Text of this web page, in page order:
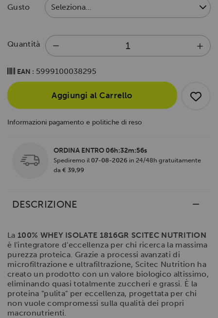
Gusto
Quantità
EAN : 5999100038295
Aggiungi al Carrello
Informazioni pagamento e politiche di reso
ORDINA ENTRO 06h:32m:56s
Spediremo il 07-08-2026 in 24/48h gratuitamente
da € 39,99
DESCRIZIONE
La 100% WHEY ISOLATE 1816GR SCITEC NUTRITION
è l'integratore d'eccellenza per chi ricerca la massima
purezza proteica. Grazie a processi avanzati di
microfiltrazione e ultrafiltrazione, Scitec Nutrition ha
creato un prodotto con un valore biologico altissimo,
eliminando quasi totalmente zuccheri e grassi. È la
proteina "pulita" per eccellenza, progettata per chi
non vuole compromessi sulla qualità dei propri
macronutrienti.